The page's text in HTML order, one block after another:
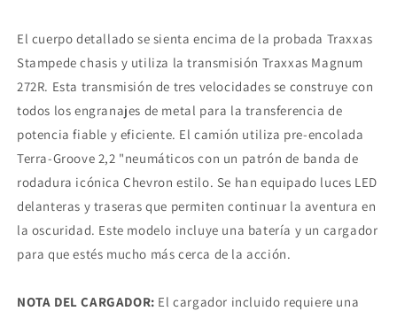
El cuerpo detallado se sienta encima de la probada Traxxas
Stampede chasis y utiliza la transmisión Traxxas Magnum
272R. Esta transmisión de tres velocidades se construye con
todos los engranajes de metal para la transferencia de
potencia fiable y eficiente. El camión utiliza pre-encolada
Terra-Groove 2,2 "neumáticos con un patrón de banda de
rodadura icónica Chevron estilo. Se han equipado luces LED
delanteras y traseras que permiten continuar la aventura en
la oscuridad. Este modelo incluye una batería y un cargador
para que estés mucho más cerca de la acción.
NOTA DEL CARGADOR: El cargador incluido requiere una